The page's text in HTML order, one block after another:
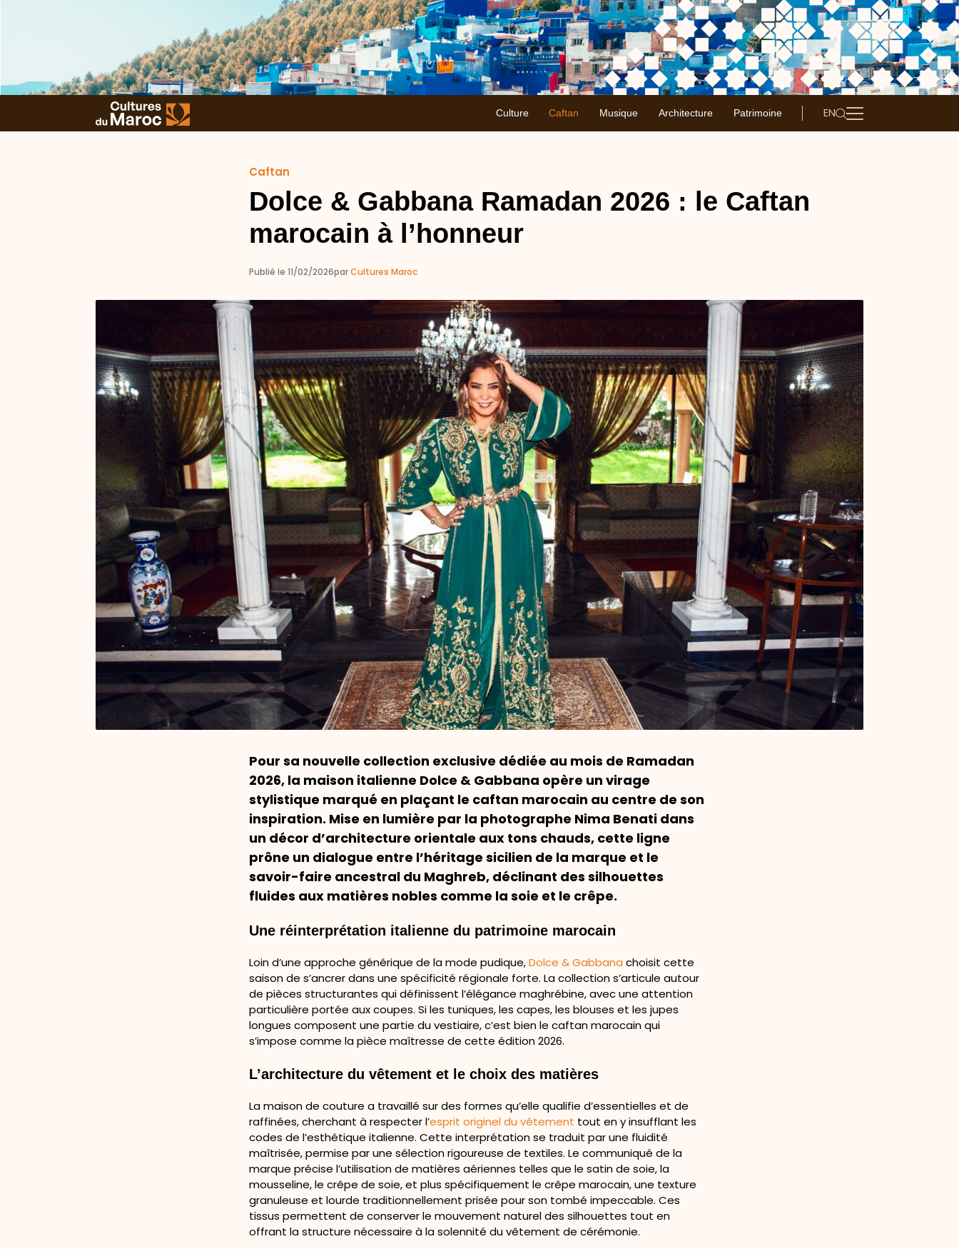
Culture Caftan Musique Architecture Patrimoine EN
Caftan
Dolce & Gabbana Ramadan 2026 : le Caftan
marocain à l’honneur
Publié le 11/02/2026parCultures Maroc
Pour sa nouvelle collection exclusive dédiée au mois de Ramadan
2026, la maison italienne Dolce & Gabbana opère un virage
stylistique marqué en plaçant le caftan marocain au centre de son
inspiration. Mise en lumière par la photographe Nima Benati dans
un décor d’architecture orientale aux tons chauds, cette ligne
prône un dialogue entre l’héritage sicilien de la marque et le
savoir-faire ancestral du Maghreb, déclinant des silhouettes
fluides aux matières nobles comme la soie et le crêpe.
Une réinterprétation italienne du patrimoine marocain
Loin d’une approche générique de la mode pudique,Dolce & Gabbana choisit cette
saison de s’ancrer dans une spécificité régionale forte. La collection s’articule autour
de pièces structurantes qui définissent l’élégance maghrébine, avec une attention
particulière portée aux coupes. Si les tuniques, les capes, les blouses et les jupes
longues composent une partie du vestiaire, c’est bien le caftan marocain qui
s’impose comme la pièce maîtresse de cette édition 2026.
L’architecture du vêtement et le choix des matières
La maison de couture a travaillé sur des formes qu’elle qualifie d’essentielles et de
raffinées, cherchant à respecter l’esprit originel du vêtement tout en y insufflant les
codes de l’esthétique italienne. Cette interprétation se traduit par une fluidité
maîtrisée, permise par une sélection rigoureuse de textiles. Le communiqué de la
marque précise l’utilisation de matières aériennes telles que le satin de soie, la
mousseline, le crêpe de soie, et plus spécifiquement le crêpe marocain, une texture
granuleuse et lourde traditionnellement prisée pour son tombé impeccable. Ces
tissus permettent de conserver le mouvement naturel des silhouettes tout en
offrant la structure nécessaire à la solennité du vêtement de cérémonie.